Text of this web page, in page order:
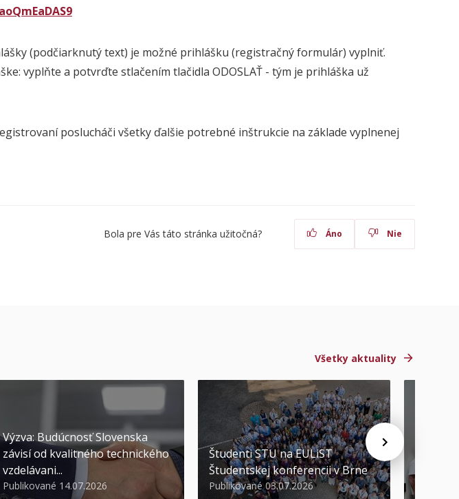
(podčiarknutý text) je možné prihlášku (registračný formulár) vyplniť.
vyplňte a potvrďte stlačením tlačidla ODOSLAŤ - tým je prihláška už
poslucháči všetky ďalšie potrebné inštrukcie na základe vyplnenej
Bola pre Vás táto stránka užitočná? Áno Nie
Všetky aktuality
Výzva: Budúcnosť Slovenska
závisí od kvalitného technického
vzdelávani...
Publikované 14.07.2026
Študenti STU na EULiST
Študentskej konferencii v Brne
Publikované 03.07.2026